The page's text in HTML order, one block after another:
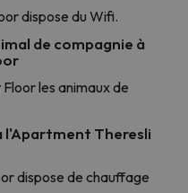
dispose du Wifi.
de compagnie à
les animaux de
l'Apartment Theresli
dispose de chauffage